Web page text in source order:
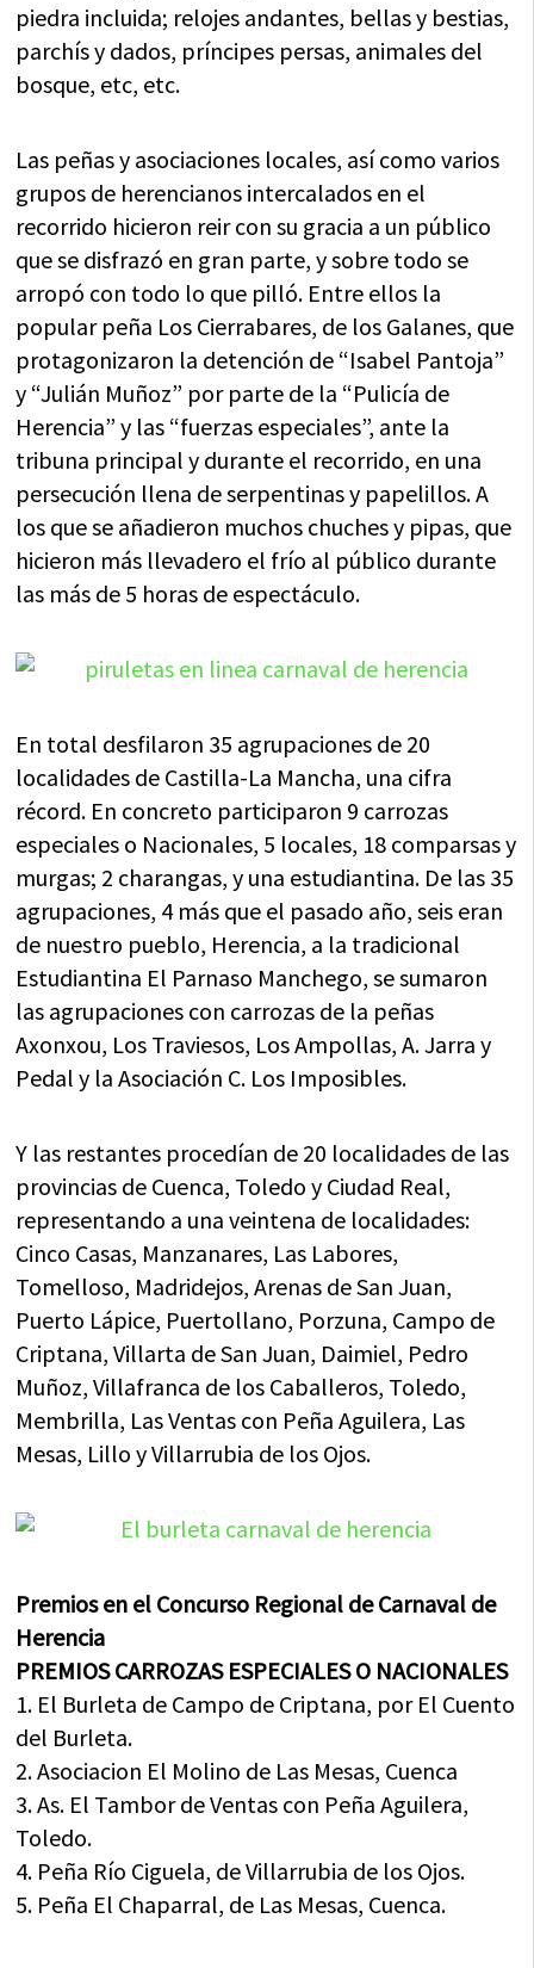
piedra incluida; relojes andantes, bellas y bestias,
parchís y dados, príncipes persas, animales del
bosque, etc, etc.
Las peñas y asociaciones locales, así como varios
grupos de herencianos intercalados en el
recorrido hicieron reir con su gracia a un público
que se disfrazó en gran parte, y sobre todo se
arropó con todo lo que pilló. Entre ellos la
popular peña Los Cierrabares, de los Galanes, que
protagonizaron la detención de “Isabel Pantoja”
y “Julián Muñoz” por parte de la “Pulicía de
Herencia” y las “fuerzas especiales”, ante la
tribuna principal y durante el recorrido, en una
persecución llena de serpentinas y papelillos. A
los que se añadieron muchos chuches y pipas, que
hicieron más llevadero el frío al público durante
las más de 5 horas de espectáculo.
En total desfilaron 35 agrupaciones de 20
localidades de Castilla-La Mancha, una cifra
récord. En concreto participaron 9 carrozas
especiales o Nacionales, 5 locales, 18 comparsas y
murgas; 2 charangas, y una estudiantina. De las 35
agrupaciones, 4 más que el pasado año, seis eran
de nuestro pueblo, Herencia, a la tradicional
Estudiantina El Parnaso Manchego, se sumaron
las agrupaciones con carrozas de la peñas
Axonxou, Los Traviesos, Los Ampollas, A. Jarra y
Pedal y la Asociación C. Los Imposibles.
Y las restantes procedían de 20 localidades de las
provincias de Cuenca, Toledo y Ciudad Real,
representando a una veintena de localidades:
Cinco Casas, Manzanares, Las Labores,
Tomelloso, Madridejos, Arenas de San Juan,
Puerto Lápice, Puertollano, Porzuna, Campo de
Criptana, Villarta de San Juan, Daimiel, Pedro
Muñoz, Villafranca de los Caballeros, Toledo,
Membrilla, Las Ventas con Peña Aguilera, Las
Mesas, Lillo y Villarrubia de los Ojos.
Premios en el Concurso Regional de Carnaval de
Herencia
PREMIOS CARROZAS ESPECIALES O NACIONALES
1. El Burleta de Campo de Criptana, por El Cuento
del Burleta.
2. Asociacion El Molino de Las Mesas, Cuenca
3. As. El Tambor de Ventas con Peña Aguilera,
Toledo.
4. Peña Río Ciguela, de Villarrubia de los Ojos.
5. Peña El Chaparral, de Las Mesas, Cuenca.